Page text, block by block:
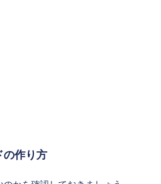
の作り方